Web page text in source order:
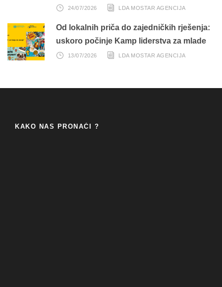
24/07/2026 LDA MOSTAR AGENCIJA
Od lokalnih priča do zajedničkih rješenja:
uskoro počinje Kamp liderstva za mlade
13/07/2026 LDA MOSTAR AGENCIJA
KAKO NAS PRONAĆI ?